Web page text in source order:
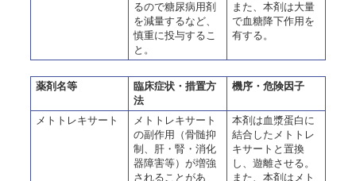
るので糖尿病用剤
を減量するなど、
慎重に投与するこ
と。
また、本剤は大量
で血糖降下作用を
有する。
薬剤名等
臨床症状・措置方
法
機序・危険因子
メトトレキサート
メトトレキサート
の副作用（骨髄抑
制、肝・腎・消化
器障害等）が増強
されることがあ
本剤は血漿蛋白に
結合したメトトレ
キサートと置換
し、遊離させる。
また、本剤はメト